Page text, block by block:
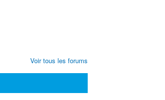
Voir tous les forums